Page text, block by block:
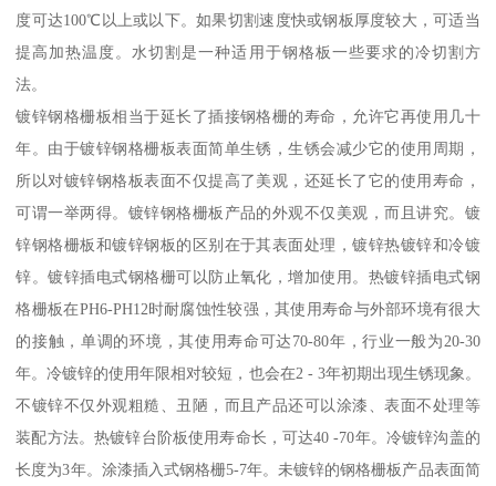
度可达100℃以上或以下。如果切割速度快或钢板厚度较大，可适当
提高加热温度。水切割是一种适用于钢格板一些要求的冷切割方
法。
镀锌钢格栅板相当于延长了插接钢格栅的寿命，允许它再使用几十
年。由于镀锌钢格栅板表面简单生锈，生锈会减少它的使用周期，
所以对镀锌钢格板表面不仅提高了美观，还延长了它的使用寿命，
可谓一举两得。镀锌钢格栅板产品的外观不仅美观，而且讲究。镀
锌钢格栅板和镀锌钢板的区别在于其表面处理，镀锌热镀锌和冷镀
锌。镀锌插电式钢格栅可以防止氧化，增加使用。热镀锌插电式钢
格栅板在PH6-PH12时耐腐蚀性较强，其使用寿命与外部环境有很大
的接触，单调的环境，其使用寿命可达70-80年，行业一般为20-30
年。冷镀锌的使用年限相对较短，也会在2 - 3年初期出现生锈现象。
不镀锌不仅外观粗糙、丑陋，而且产品还可以涂漆、表面不处理等
装配方法。热镀锌台阶板使用寿命长，可达40 -70年。冷镀锌沟盖的
长度为3年。涂漆插入式钢格栅5-7年。未镀锌的钢格栅板产品表面简